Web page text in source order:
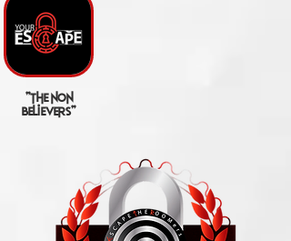
"the non
believers"